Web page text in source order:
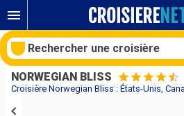
NORWEGIAN BLISS
Rechercher une croisière